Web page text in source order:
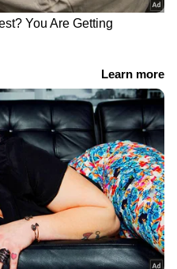
അമ്മ
കൂടെക്കൂട്ടാനോ
ആ വൃദ്ധന്
ഏറ്റെടുക്കാൻ
പൊലീസ് തന്നെ
ബീഡ്
ജില്ലാ